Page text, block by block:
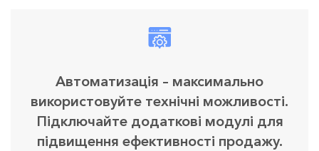
Автоматизація – максимально
використовуйте технічні можливості.
Підключайте додаткові модулі для
підвищення ефективності продажу.